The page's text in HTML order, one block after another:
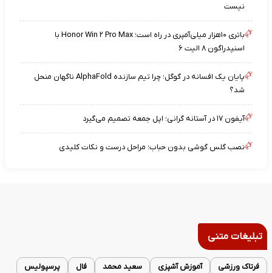
نیست
باتری ۱۰هزار میلی‌آمپری در راه است؛ Honor Win ۲ Pro Max با
اسنپدراگون ۸ الیت ۶
پایان یک افسانه در گوگل؛ چرا تیم سازنده AlphaFold ناگهان منحل
شد؟
آیفون ۱۷ در آستانه گرانی؛ اپل جمعه تصمیم می‌گیرد
نصب گلس گوشی بدون حباب؛ مراحل درست و نکات کلیدی
تبلیغات متنی
فرتاک ورزشی آموزش آشپزی سعید محمد فال پرسپولیس